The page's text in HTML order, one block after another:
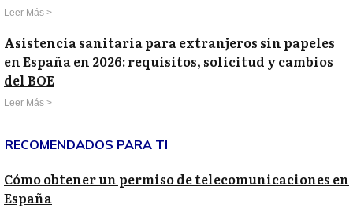
Leer Más >
Asistencia sanitaria para extranjeros sin papeles
en España en 2026: requisitos, solicitud y cambios
del BOE
Leer Más >
RECOMENDADOS PARA TI
Cómo obtener un permiso de telecomunicaciones en
España